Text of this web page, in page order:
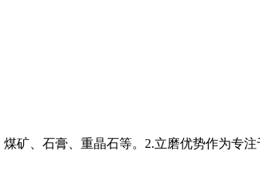
矿、石膏、重晶石等。2.立磨优势作为专